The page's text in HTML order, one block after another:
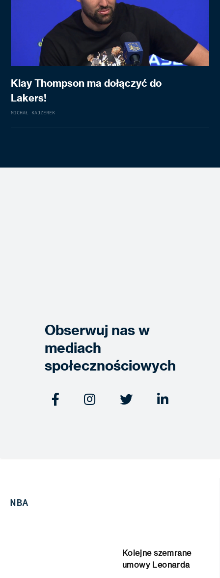
Klay Thompson ma dołączyć do
Lakers!
MICHAŁ KAJZEREK
Obserwuj nas w
mediach
społecznościowych
   
NBA
Kolejne szemrane
umowy Leonarda